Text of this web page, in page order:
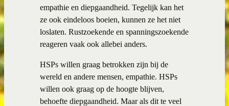
empathie en diepgaandheid. Tegelijk kan het
ze ook eindeloos boeien, kunnen ze het niet
loslaten. Rustzoekende en spanningszoekende
reageren vaak ook allebei anders.
HSPs willen graag betrokken zijn bij de
wereld en andere mensen, empathie. HSPs
willen ook graag op de hoogte blijven,
behoefte diepgaandheid. Maar als dit te veel